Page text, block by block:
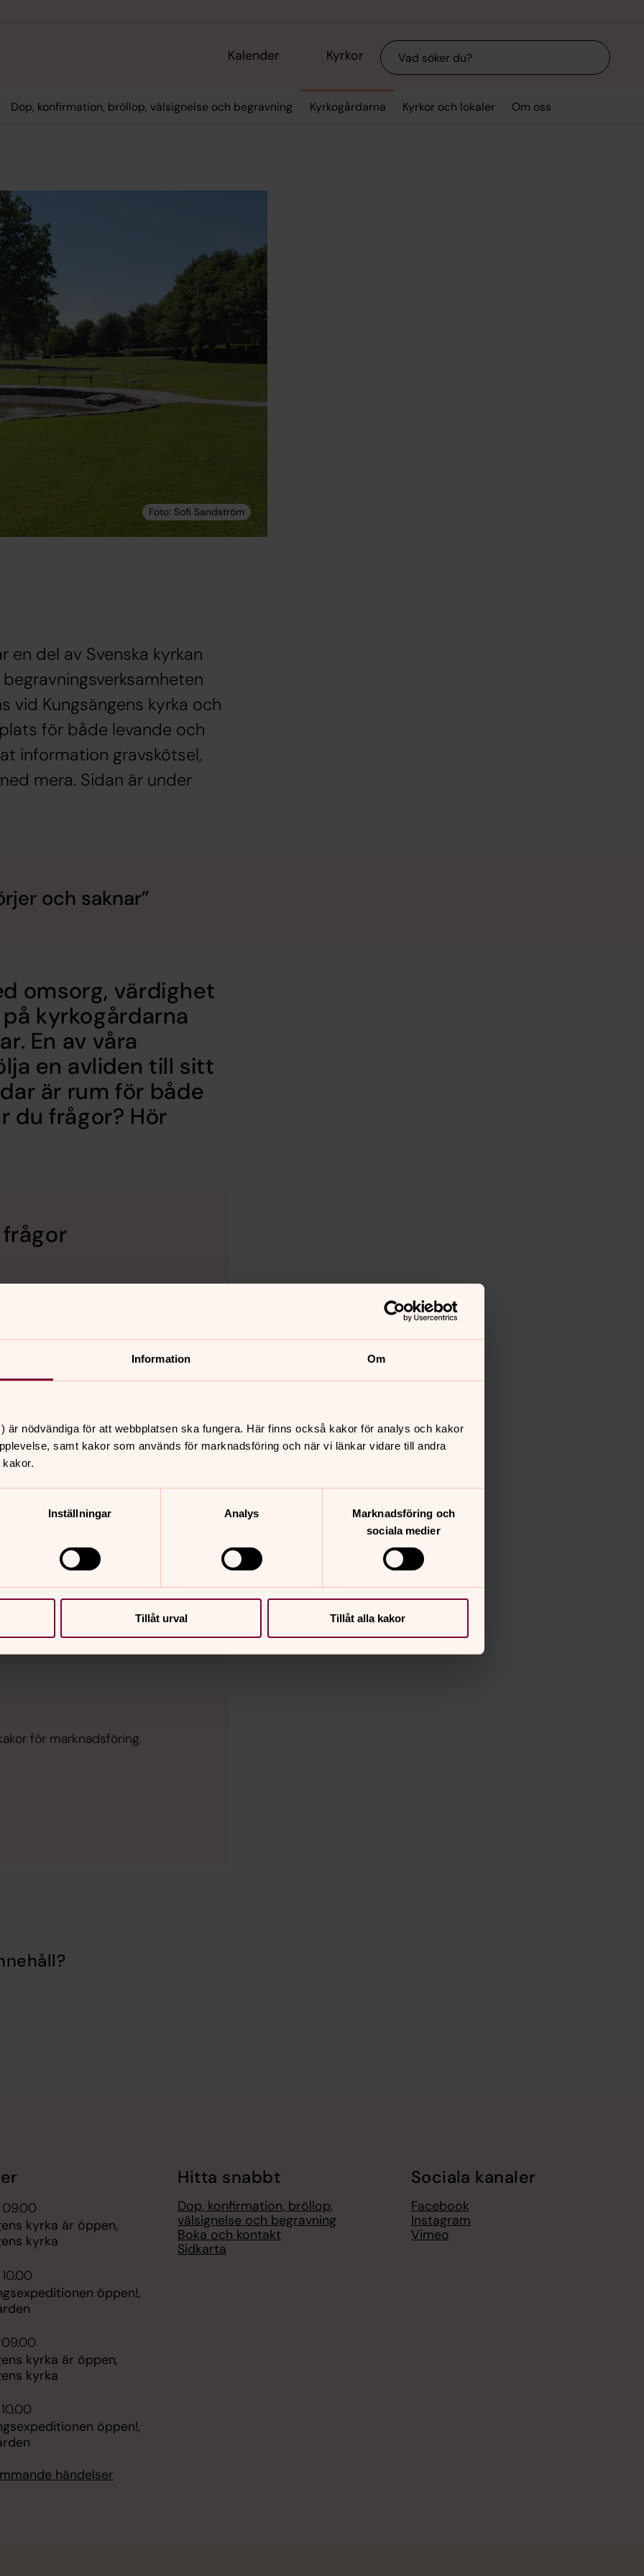
Information Om
är nödvändiga för att webbplatsen ska fungera. Här finns också kakor för analys och kakor
samt kakor som används för marknadsföring och när vi länkar vidare till andra
Inställningar Analys
Marknadsföring och
sociala medier
Tillåt urval Tillåt alla kakor
Kalender Kyrkor Sök
Dop, konfirmation, bröllop, välsignelse och begravning Kyrkogårdarna Kyrkor och lokaler Om oss
en del av Svenska kyrkan
vid Kungsängens kyrka och
för både levande och
information gravskötsel,
mera. Sidan är under
och saknar
omsorg, värdighet
kyrkogårdarna
En av våra
en avliden till sitt
är rum för både
du frågor? Hör
så ringer vi upp så fort vi kan.
dop, konfirmation, vigsel,
samt utlåning av dopklänning
lokal.
ärenden som gäller
samt övriga frågor till
för marknadsföring.
kyrka är öppen,
kyrka
öppen!,
kyrka är öppen,
kyrka
öppen!,
händelser
Hitta snabbt
Dop, konfirmation, bröllop,
välsignelse och begravning
Boka och kontakt
Sidkarta
Sociala kanaler
Facebook
Instagram
Vimeo